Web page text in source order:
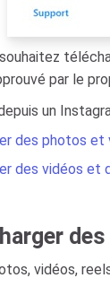
par le
un
des photos et
des vidéos et
vidéos,